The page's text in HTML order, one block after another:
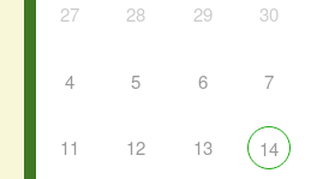
27 28 29 30
4 5 6 7
11 12 13 14